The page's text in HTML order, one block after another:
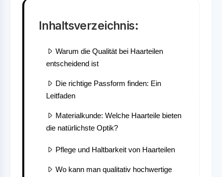
Inhaltsverzeichnis:
Warum die Qualität bei Haarteilen
entscheidend ist
Die richtige Passform finden: Ein
Leitfaden
Materialkunde: Welche Haarteile bieten
die natürlichste Optik?
Pflege und Haltbarkeit von Haarteilen
Wo kann man qualitativ hochwertige